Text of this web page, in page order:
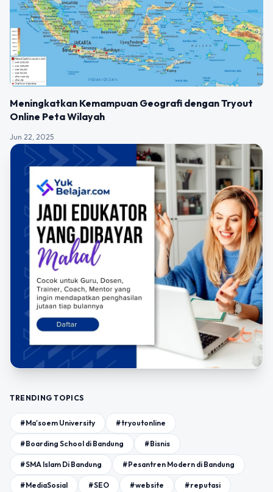
Meningkatkan Kemampuan Geografi dengan Tryout
Online Peta Wilayah
Jun 22, 2025
TRENDING TOPICS
#Ma'soem University #tryoutonline
#Boarding School di Bandung #Bisnis
#SMA Islam Di Bandung #Pesantren Modern di Bandung
#MediaSosial #SEO #website #reputasi